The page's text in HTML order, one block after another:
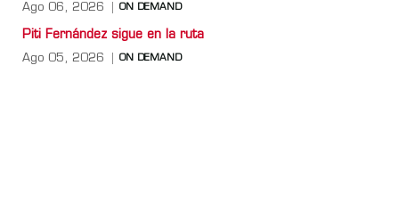
Ago 06, 2026 ON DEMAND
Piti Fernández sigue en la ruta
Ago 05, 2026 ON DEMAND